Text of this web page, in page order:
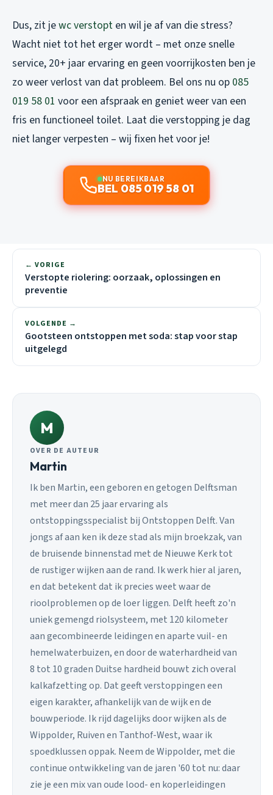
Dus, zit jewc verstopt en wil je af van die stress?
Wacht niet tot het erger wordt – met onze snelle
service, 20+ jaar ervaring en geen voorrijkosten ben je
zo weer verlost van dat probleem. Bel ons nu op 085
019 58 01 voor een afspraak en geniet weer van een
fris en functioneel toilet. Laat die verstopping je dag
niet langer verpesten – wij fixen het voor je!
NU BEREIKBAAR
BEL 085 019 58 01
← VORIGE
Verstopte riolering: oorzaak, oplossingen en
preventie
VOLGENDE →
Gootsteen ontstoppen met soda: stap voor stap
uitgelegd
M
OVER DE AUTEUR
Martin
Ik ben Martin, een geboren en getogen Delftsman
met meer dan 25 jaar ervaring als
ontstoppingsspecialist bij Ontstoppen Delft. Van
jongs af aan ken ik deze stad als mijn broekzak, van
de bruisende binnenstad met de Nieuwe Kerk tot
de rustiger wijken aan de rand. Ik werk hier al jaren,
en dat betekent dat ik precies weet waar de
rioolproblemen op de loer liggen. Delft heeft zo'n
uniek gemengd riolsysteem, met 120 kilometer
aan gecombineerde leidingen en aparte vuil- en
hemelwaterbuizen, en door de waterhardheid van
8 tot 10 graden Duitse hardheid bouwt zich overal
kalkafzetting op. Dat geeft verstoppingen een
eigen karakter, afhankelijk van de wijk en de
bouwperiode. Ik rijd dagelijks door wijken als de
Wippolder, Ruiven en Tanthof-West, waar ik
spoedklussen oppak. Neem de Wippolder, met die
continue ontwikkeling van de jaren '60 tot nu: daar
zie je een mix van oude lood- en koperleidingen